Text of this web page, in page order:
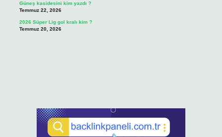
Güneş kasidesini kim yazdı ?
Temmuz 22, 2026
2026 Süper Lig gol kralı kim ?
Temmuz 20, 2026